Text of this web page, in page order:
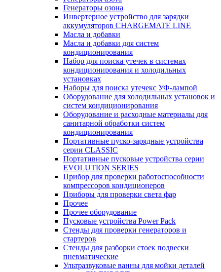
Генераторы озона
Инвертерное устройство для зарядки
аккумуляторов CHARGEMATE LINE
Масла и добавки
Масла и добавки для систем
кондиционирования
Набор для поиска утечек в системах
кондиционирования и холодильных
установках
Наборы для поиска утечекс УФ-лампой
Оборудование для холодильных установок и
систем кондиционирования
Оборудование и расходные материалы для
санитарной обработки систем
кондиционирования
Портативные пуско-зарядные устройства
серии CLASSIC
Портативные пусковые устройства серии
EVOLUTION SERIES
Прибор для проверки работоспособности
компрессоров кондиционеров
Приборы для проверки света фар
Прочее
Прочее оборудование
Пусковые устройства Power Pack
Стенды для проверки генераторов и
стартеров
Стенды для разборки стоек подвески
пневматические
Ультразвуковые ванны для мойки деталей